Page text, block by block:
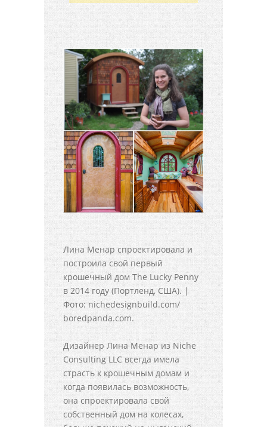
Лина Менар спроектировала и
построила свой первый
крошечный дом The Lucky Penny
в 2014 году (Портленд, США). |
Фото: nichedesignbuild.com/
boredpanda.com.
Дизайнер Лина Менар из Niche
Consulting LLC всегда имела
страсть к крошечным домам и
когда появилась возможность,
она спроектировала свой
собственный дом на колесах,